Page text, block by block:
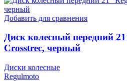
Добавить для сравнения
Диск колесный передний
Crosstrec, черный
Диски колесные
Regulmoto